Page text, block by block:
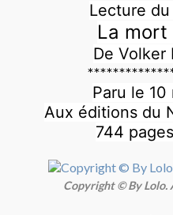
Lecture
La
De Volker
Paru le
Aux éditions du
744
Copyright © By Lolo.